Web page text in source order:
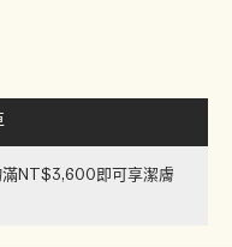
滿NT$3,600即可享潔膚